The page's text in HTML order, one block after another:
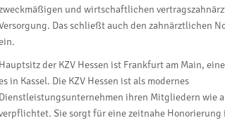
und wirtschaftlichen
Das schließt auch den zahnärztlichen
der KZV Hessen ist Frankfurt am Main,
in Kassel. Die KZV Hessen ist als modernes
ihren Mitgliedern wie
Sie sorgt für eine zeitnahe